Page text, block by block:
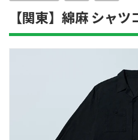
【関東】綿麻 シャツ